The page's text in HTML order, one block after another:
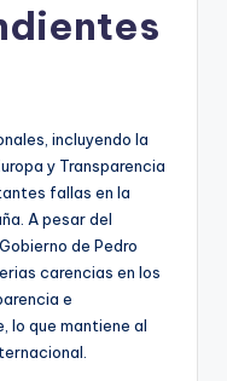
incluyendo la
y Transparencia
fallas en la
A pesar del
de Pedro
carencias en los
e
lo que mantiene al